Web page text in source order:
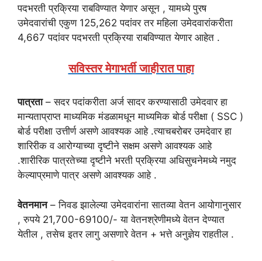
पदभरती प्रक्रिया राबविण्यात येणार असून , यामध्ये पुरष
उमेदवारांची एकुण 125,262 पदांवर तर महिला उमेदवारांकरीता
4,667 पदांवर पदभरती प्रक्रिया राबविण्यात येणार आहेत .
सविस्तर मेगाभर्ती जाहीरात पाहा
पात्रता– सदर पदांकरीता अर्ज सादर करण्यासाठी उमेदवार हा
मान्यताप्राप्त माध्यमिक मंडळामधून माध्यमिक बोर्ड परीक्षा ( SSC )
बोर्ड परीक्षा उत्तीर्ण असणे आवश्यक आहे .त्याचबरोबर उमदेवार हा
शारिरीक व आरोग्याच्या दृष्टीने सक्षम असणे आवश्यक आहे
.शारीरिक पात्रतेच्या दृष्टीने भरती प्रक्रिया अधिसुचनेमध्ये नमुद
केल्याप्रमाणे पात्र असणे आवश्यक आहे .
वेतनमान– निवड झालेल्या उमेदवारांना सातव्या वेतन आयोगानुसार
, रुपये 21,700-69100/- या वेतनश्रेणीमध्ये वेतन देण्यात
येतील , तसेच इतर लागु असणारे वेतन + भत्ते अनुज्ञेय राहतील .